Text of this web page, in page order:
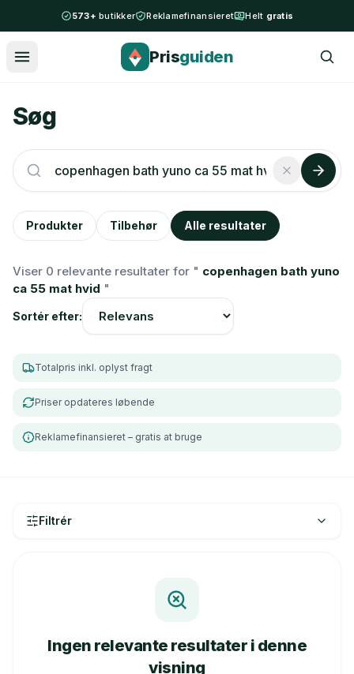
Spring til indhold
573+butikker Reklamefinansieret Helt gratis
Prisguiden
Søg
Produkter Tilbehør Alle resultater
Viser 0 relevante resultater for " copenhagen bath yuno
ca 55 mat hvid "
Sortér efter:
Totalpris inkl. oplyst fragt
Priser opdateres løbende
Reklamefinansieret – gratis at bruge
Filtrér
Ingen relevante resultater i denne
visning